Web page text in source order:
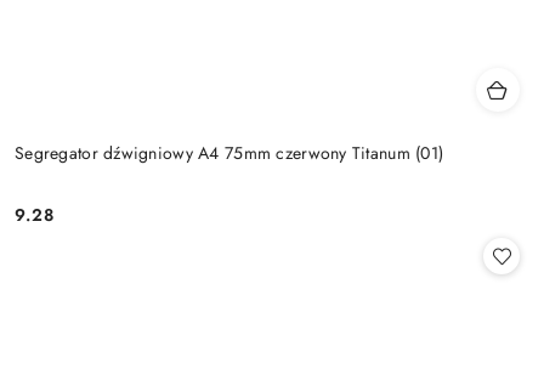
Segregator dźwigniowy A4 75mm czerwony Titanum (01)
Cena:
9.28